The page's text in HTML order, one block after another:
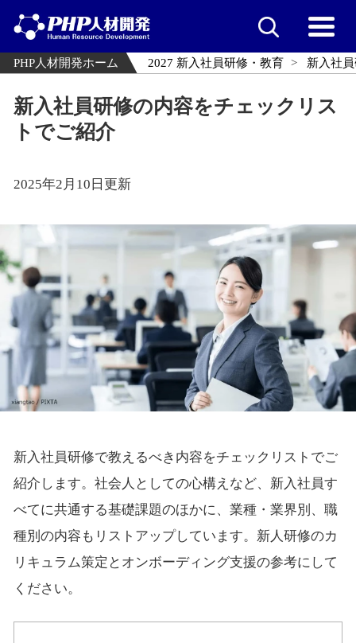
PHP人材開発ホーム 2027 新入社員研修・教育 新入社
新入社員研修の内容をチェックリス
トでご紹介
2025年2月10日更新
新入社員研修で教えるべき内容をチェックリストでご
紹介します。社会人としての心構えなど、新入社員す
べてに共通する基礎課題のほかに、業種・業界別、職
種別の内容もリストアップしています。新人研修のカ
リキュラム策定とオンボーディング支援の参考にして
ください。